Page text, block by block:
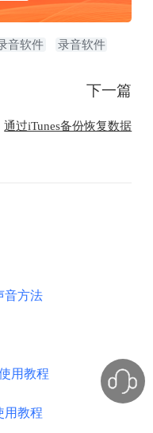
音软件 录音软件
下一篇
通过iTunes备份恢复数据
音方法
用教程
用教程